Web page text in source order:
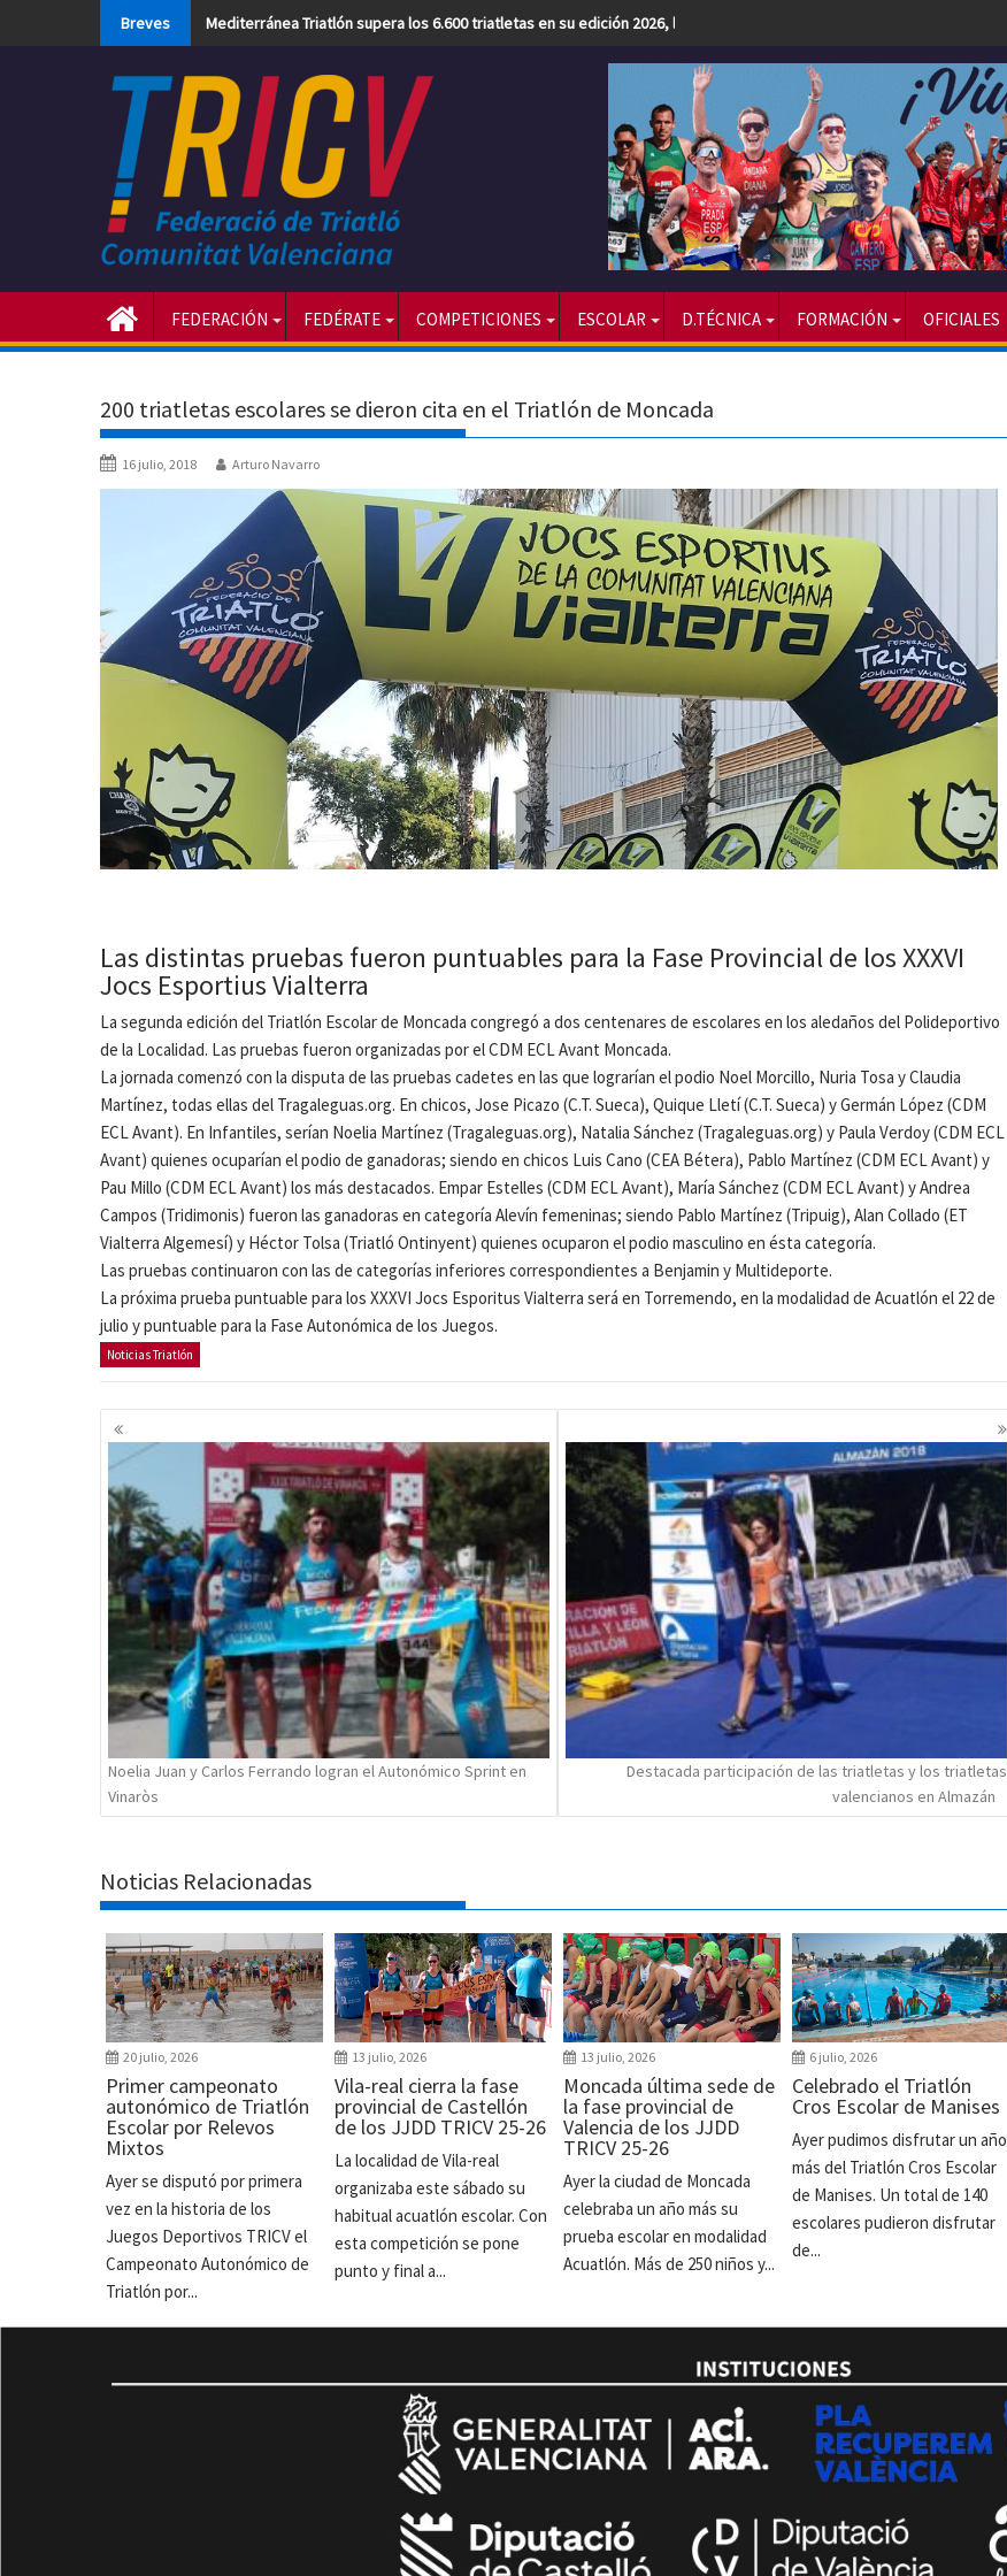
Breves Mediterránea Triatlón supera los 6.600 triatletas en su edición 2026, la más numerosa hasta la fecha
FEDERACIÓN FEDÉRATE COMPETICIONES ESCOLAR D.TÉCNICA FORMACIÓN OFICIALES
200 triatletas escolares se dieron cita en el Triatlón de Moncada
16 julio, 2018 Arturo Navarro
Las distintas pruebas fueron puntuables para la Fase Provincial de los XXXVI
Jocs Esportius Vialterra
La segunda edición del Triatlón Escolar de Moncada congregó a dos centenares de escolares en los aledaños del Polideportivo
de la Localidad. Las pruebas fueron organizadas por el CDM ECL Avant Moncada.
La jornada comenzó con la disputa de las pruebas cadetes en las que lograrían el podio Noel Morcillo, Nuria Tosa y Claudia
Martínez, todas ellas del Tragaleguas.org. En chicos, Jose Picazo (C.T. Sueca), Quique Lletí (C.T. Sueca) y Germán López (CDM
ECL Avant). En Infantiles, serían Noelia Martínez (Tragaleguas.org), Natalia Sánchez (Tragaleguas.org) y Paula Verdoy (CDM ECL
Avant) quienes ocuparían el podio de ganadoras; siendo en chicos Luis Cano (CEA Bétera), Pablo Martínez (CDM ECL Avant) y
Pau Millo (CDM ECL Avant) los más destacados. Empar Estelles (CDM ECL Avant), María Sánchez (CDM ECL Avant) y Andrea
Campos (Tridimonis) fueron las ganadoras en categoría Alevín femeninas; siendo Pablo Martínez (Tripuig), Alan Collado (ET
Vialterra Algemesí) y Héctor Tolsa (Triatló Ontinyent) quienes ocuparon el podio masculino en ésta categoría.
Las pruebas continuaron con las de categorías inferiores correspondientes a Benjamin y Multideporte.
La próxima prueba puntuable para los XXXVI Jocs Esporitus Vialterra será en Torremendo, en la modalidad de Acuatlón el 22 de
julio y puntuable para la Fase Autonómica de los Juegos.
Noticias Triatlón
Navegación
de
entradas
Noelia Juan y Carlos Ferrando logran el Autonómico Sprint en
Vinaròs
Destacada participación de las triatletas y los triatletas
valencianos en Almazán
Noticias Relacionadas
20 julio, 2026
Primer campeonato
autonómico de Triatlón
Escolar por Relevos
Mixtos
Ayer se disputó por primera
vez en la historia de los
Juegos Deportivos TRICV el
Campeonato Autonómico de
Triatlón por...
13 julio, 2026
Vila-real cierra la fase
provincial de Castellón
de los JJDD TRICV 25-26
La localidad de Vila-real
organizaba este sábado su
habitual acuatlón escolar. Con
esta competición se pone
punto y final a...
13 julio, 2026
Moncada última sede de
la fase provincial de
Valencia de los JJDD
TRICV 25-26
Ayer la ciudad de Moncada
celebraba un año más su
prueba escolar en modalidad
Acuatlón. Más de 250 niños y...
6 julio, 2026
Celebrado el Triatlón
Cros Escolar de Manises
Ayer pudimos disfrutar un año
más del Triatlón Cros Escolar
de Manises. Un total de 140
escolares pudieron disfrutar
de...